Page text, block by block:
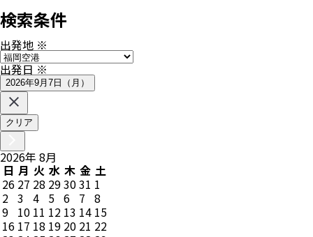
検索条件
出発地 ※
出発日※
2026年9月7日（月）
クリア
2026年 8月
日 月 火 水 木 金 土
26 27 28 293031 1
2 3 4 5 6 7 8
9 10 11 12 13 14 15
16 17 18 19 20 21 22